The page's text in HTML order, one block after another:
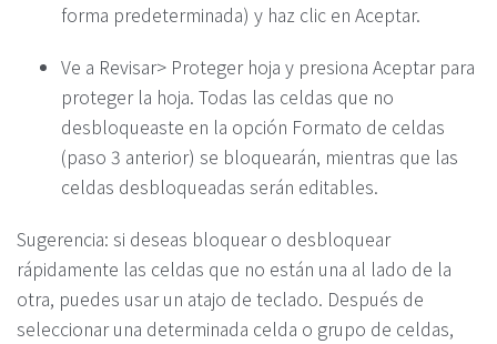
forma predeterminada) y haz clic en Aceptar.
Ve a Revisar> Proteger hoja y presiona Aceptar para
proteger la hoja. Todas las celdas que no
desbloqueaste en la opción Formato de celdas
(paso 3 anterior) se bloquearán, mientras que las
celdas desbloqueadas serán editables.
Sugerencia: si deseas bloquear o desbloquear
rápidamente las celdas que no están una al lado de la
otra, puedes usar un atajo de teclado. Después de
seleccionar una determinada celda o grupo de celdas,